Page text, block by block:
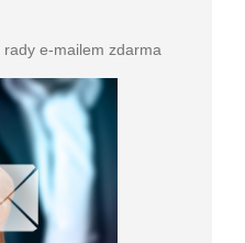
e-mailem zdarma